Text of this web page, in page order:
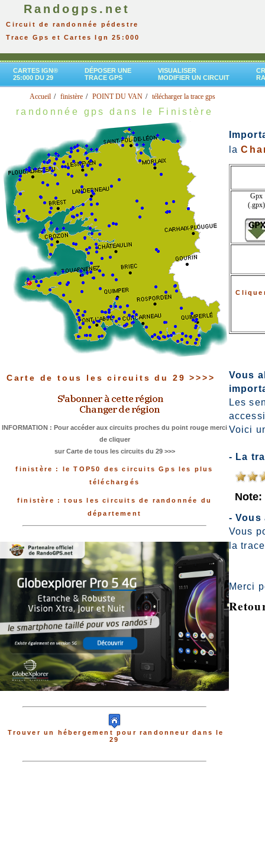
Randogps.net
Circuit de randonnée pédestre
Trace Gps et Cartes Ign 25:000
CARTES IGN®
25:000 DU 29
DÉPOSER UNE
TRACE GPS
VISUALISER
MODIFIER UN CIRCUIT
Accueil finistère POINT DU VAN télécharger la trace gps
randonnée gps dans le Finistère
Carte de tous les circuits du 29 >>>>
INFORMATION : Pour accéder aux circuits proches du point rouge merci
de cliquer
sur Carte de tous les circuits du 29 >>>
finistère : le TOP50 des circuits Gps les plus
téléchargés
finistère : tous les circuits de randonnée du
département
Trouver un hébergement pour randonneur dans le
29
la
Gpx
(.gpx)
Vous
Les
Voici
- La
-
Vous
la
Merci